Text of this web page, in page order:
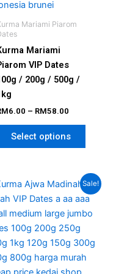
Mariami Piarom
Mariami
VIP Dates
/ 200g / 500g /
6.00 – RM58.00
Select options
Sale!
Price
range:
RM6.00
through
RM80.00
This
has
The